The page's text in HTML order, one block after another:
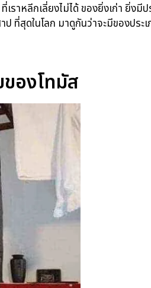
เราหลีกเลี่ยงไม่ได้ ของยิ่งเก่า ยิ่ง
ที่สุดในโลก มาดูกันว่าจะมีของประ
องโทมัส